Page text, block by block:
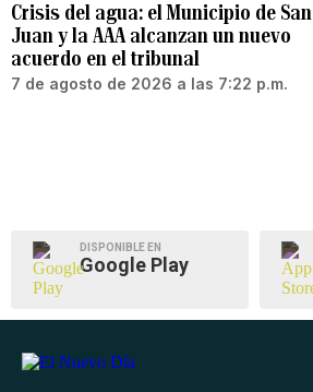
Crisis del agua: el Municipio de San
Juan y la AAA alcanzan un nuevo
acuerdo en el tribunal
7 de agosto de 2026 a las 7:22 p.m.
DISPONIBLE EN
Google Play